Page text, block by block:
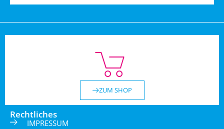
ZUM SHOP
Rechtliches
IMPRESSUM